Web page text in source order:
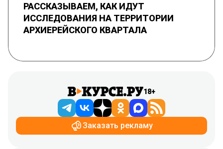
РАССКАЗЫВАЕМ, КАК ИДУТ
ИССЛЕДОВАНИЯ НА ТЕРРИТОРИИ
АРХИЕРЕЙСКОГО КВАРТАЛА
18+
Заказать рекламу